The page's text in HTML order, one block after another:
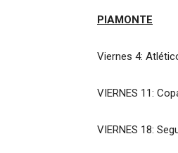
PIAMONTE
Viernes 4:
VIERNES 11:
VIERNES 18: